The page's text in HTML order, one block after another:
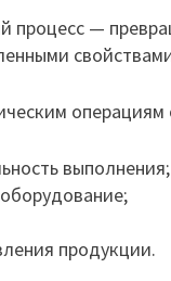
процесс —
операциям
выполнения;
продукции.